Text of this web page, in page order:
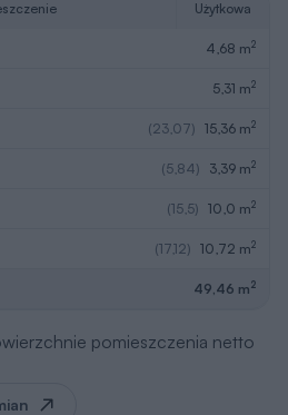
Użytkowa
4,68 m2
5,31 m2
(23,07) 15,36 m2
(5,84) 3,39 m2
(15,5) 10,0 m2
(17,12) 10,72 m2
49,46 m2
pomieszczenia netto